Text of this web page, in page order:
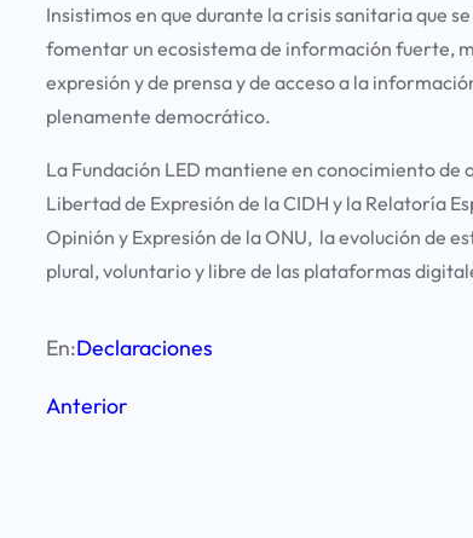
Insistimos en que durante la crisis sanitaria que
fomentar un ecosistema de información fuerte,
expresión y de prensa y de acceso a la
plenamente democrático.
La Fundación LED mantiene en conocimiento
Libertad de Expresión de la CIDH y la Relatoría
Opinión y Expresión de la ONU, la evolución de
plural, voluntario y libre de las plataformas
En:Declaraciones
Anterior